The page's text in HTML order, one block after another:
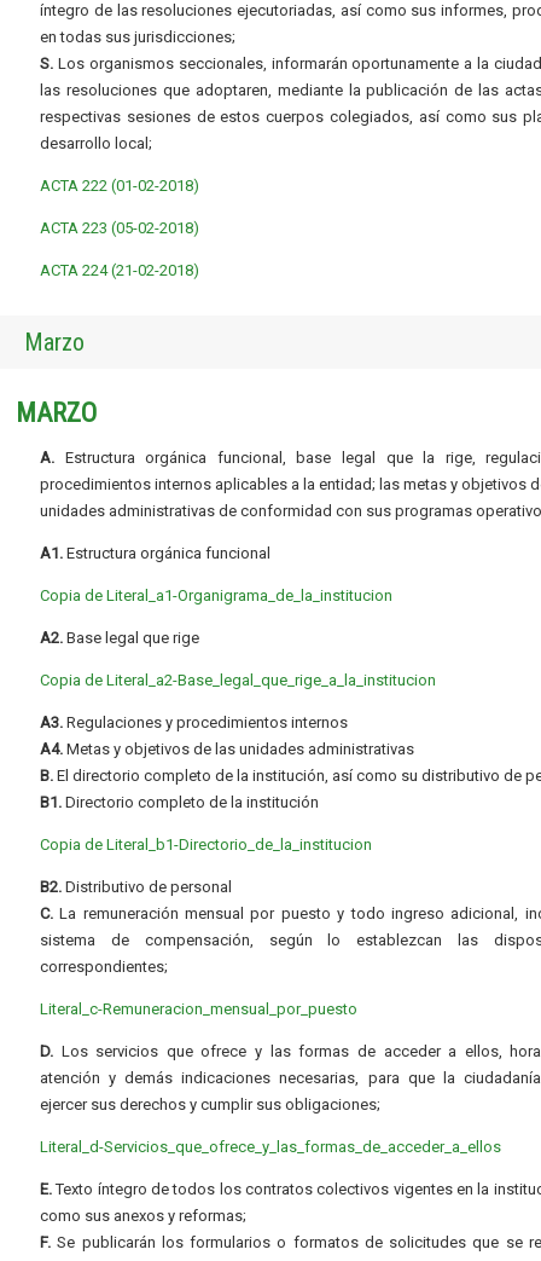
íntegro de las resoluciones ejecutoriadas, así como sus informes,
en todas sus jurisdicciones;
S. Los organismos seccionales, informarán oportunamente a la
las resoluciones que adoptaren, mediante la publicación de las
respectivas sesiones de estos cuerpos colegiados, así como sus
desarrollo local;
ACTA 222 (01-02-2018)
ACTA 223 (05-02-2018)
ACTA 224 (21-02-2018)
Marzo
MARZO
A. Estructura orgánica funcional, base legal que la rige,
procedimientos internos aplicables a la entidad; las metas y objetivos
unidades administrativas de conformidad con sus programas
A1. Estructura orgánica funcional
Copia de Literal_a1-Organigrama_de_la_institucion
A2. Base legal que rige
Copia de Literal_a2-Base_legal_que_rige_a_la_institucion
A3. Regulaciones y procedimientos internos
A4. Metas y objetivos de las unidades administrativas
B. El directorio completo de la institución, así como su distributivo de
B1. Directorio completo de la institución
Copia de Literal_b1-Directorio_de_la_institucion
B2. Distributivo de personal
C. La remuneración mensual por puesto y todo ingreso adicional,
sistema de compensación, según lo establezcan las
correspondientes;
Literal_c-Remuneracion_mensual_por_puesto
D. Los servicios que ofrece y las formas de acceder a ellos,
atención y demás indicaciones necesarias, para que la
ejercer sus derechos y cumplir sus obligaciones;
Literal_d-Servicios_que_ofrece_y_las_formas_de_acceder_a_ellos
E.Texto íntegro de todos los contratos colectivos vigentes en la
como sus anexos y reformas;
F. Se publicarán los formularios o formatos de solicitudes que se